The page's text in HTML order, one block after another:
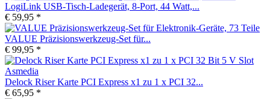
LogiLink USB-Tisch-Ladegerät, 8-Port, 44 Watt,...
€ 59,95 *
VALUE Präzisionswerkzeug-Set für...
€ 99,95 *
Delock Riser Karte PCI Express x1 zu 1 x PCI 32...
€ 65,95 *